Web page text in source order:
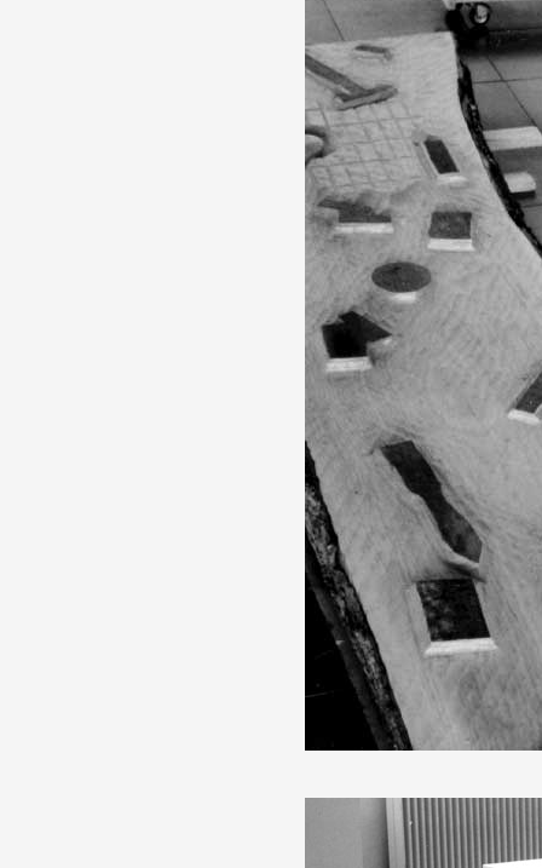
Événements
1% œuvres
Réseau
De A à Z
Année par année
Collection vidéos